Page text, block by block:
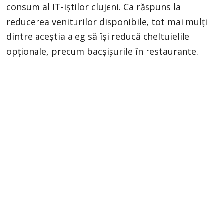
consum al IT-iștilor clujeni. Ca răspuns la
reducerea veniturilor disponibile, tot mai mulți
dintre aceștia aleg să își reducă cheltuielile
opționale, precum bacșișurile în restaurante.